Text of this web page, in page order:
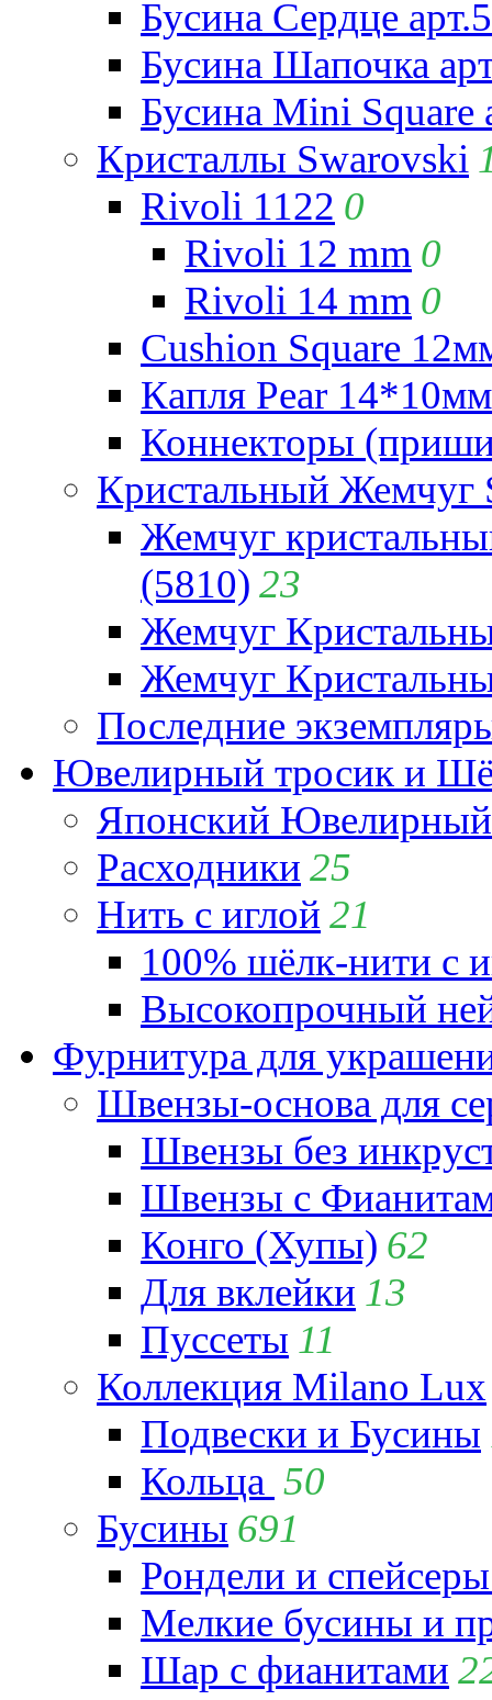
Бусина Сердце
Бусина Шапочка
Бусина Mini Square
Кристаллы Swarovski
Rivoli 1122 0
Rivoli 12 mm 0
Rivoli 14 mm 0
Cushion Square
Капля Pear
Коннекторы
Кристальный Жемчуг
Жемчуг
(5810) 23
Жемчуг
Жемчуг
Последние
Ювелирный тросик и
Японский
Расходники 25
Нить с иглой 21
100% шёлк-нити с
Высокопрочный
Фурнитура для
Швензы-основа для
Швензы без
Швензы с
Конго (Хупы) 62
Для вклейки 13
Пуссеты 11
Коллекция Milano Lux
Подвески и Бусины
Кольца 50
Бусины 691
Рондели и
Мелкие бусины и
Шар с фианитами